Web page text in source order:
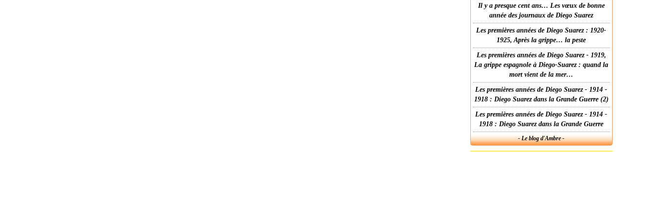
Il y a presque cent ans… Les vœux de bonne
année des journaux de Diego Suarez
Les premières années de Diego Suarez : 1920-
1925, Après la grippe… la peste
Les premières années de Diego Suarez - 1919,
La grippe espagnole à Diego-Suarez : quand la
mort vient de la mer…
Les premières années de Diego Suarez - 1914 -
1918 : Diego Suarez dans la Grande Guerre (2)
Les premières années de Diego Suarez - 1914 -
1918 : Diego Suarez dans la Grande Guerre
- Le blog d'Ambre -